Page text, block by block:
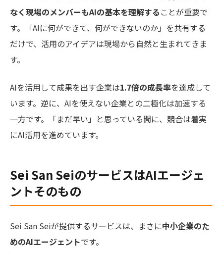
なく現場のメンバーもAIの基本を理解する ことが重要で
す。「AIに何ができて、何ができないのか」を共有する
だけで、活用のアイデアは現場から自然と生まれてきま
す。
AIを活用して成果を出す企業は1.7倍の成長率を達成して
います。逆に、AIを使えない企業との二極化は加速する
一方です。「まだ早い」と思っている間に、競合は着実
にAI活用を進めています。
Sei San SeiのサービスはAIエージェ
ントそのもの
Sei San Seiが提供するサービスは、まさに中小企業のた
めのAIエージェントです。